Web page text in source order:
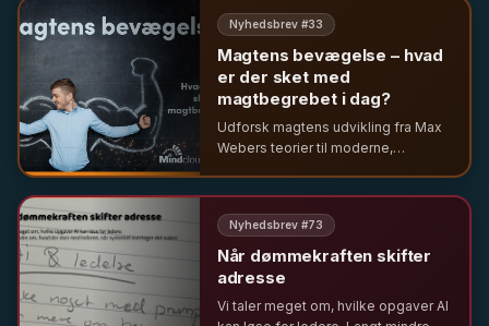
og moderne krav stiller til den
offentlige forvaltning og borgerne.
Nyhedsbrev #33
Magtens bevægelse – hvad
er der sket med
magtbegrebet i dag?
Udforsk magtens udvikling fra Max
Webers teorier til moderne,
globalisering, teknologi og
demokratisering.
Nyhedsbrev #73
Når dømmekraften skifter
adresse
Vi taler meget om, hvilke opgaver AI